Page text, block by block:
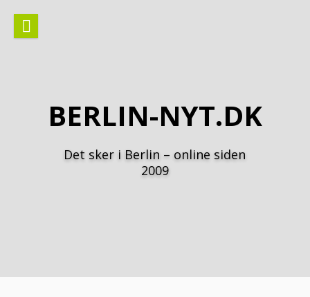
indhold
BERLIN-NYT.DK
Det sker i Berlin – online siden
2009